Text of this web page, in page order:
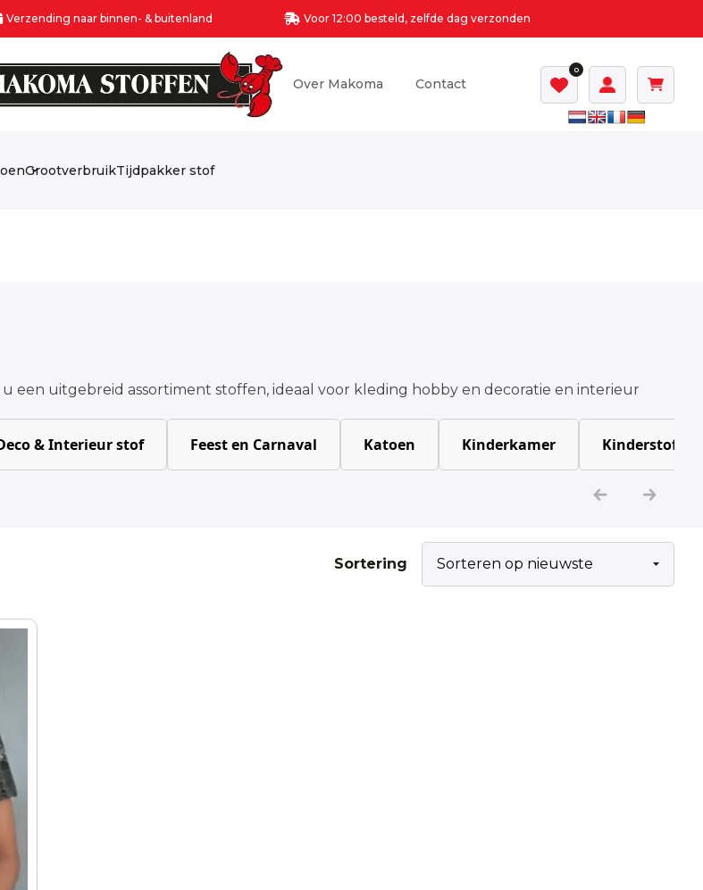
Verzending naar binnen- & buitenland Voor 12:00 besteld, zelfde dag verzonden
Over Makoma Contact
0
GrootverbruikTijdpakker stof
een uitgebreid assortiment stoffen, ideaal voor kleding hobby en decoratie en interieur
& Interieur stof Feest en Carnaval Katoen Kinderkamer Kinderstoffen
Sortering